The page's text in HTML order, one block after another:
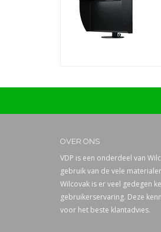
OVER ONS
VDP is een onderdeel van
gebruik van de vele
Wilcovak is er veel gedegen
gebruikerservaring. Deze
voor het beste klantadvies.